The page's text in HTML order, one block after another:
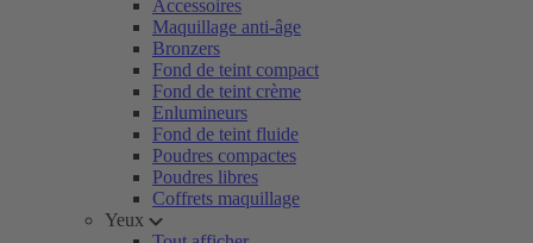
Accessoires
Maquillage anti-âge
Bronzers
Fond de teint compact
Fond de teint crème
Enlumineurs
Fond de teint fluide
Poudres compactes
Poudres libres
Coffrets maquillage
Yeux